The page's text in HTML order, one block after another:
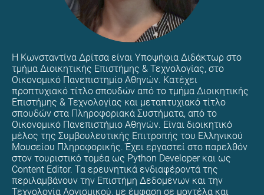
Η Κωνσταντίνα Δρίτσα είναι Υποψήφια Διδάκτωρ στο
τμήμα Διοικητικής Επιστήμης & Τεχνολογίας, στο
Οικονομικό Πανεπιστημίο Αθηνών. Κατέχει
προπτυχιακό τίτλο σπουδών από το τμήμα Διοικητικής
Επιστήμης & Τεχνολογίας και μεταπτυχιακό τίτλο
σπουδών στα Πληροφοριακά Συστήματα, από το
Οικονομικό Πανεπιστήμιο Αθηνών. Είναι διοικητικό
μέλος της Συμβουλευτικής Επιτροπής του Ελληνικού
Μουσείου Πληροφορικής. Έχει εργαστεί στο παρελθόν
στον τουριστικό τομέα ως Python Developer και ως
Content Editor. Τα ερευνητικά ενδιαφέροντά της
περιλαμβάνουν την Επιστήμη Δεδομένων και την
Τεχνολογία Λογισμικού, με έμφαση σε μοντέλα και